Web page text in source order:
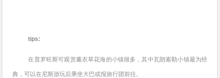
tips:
在普罗旺斯可观赏薰衣草花海的小镇很多，其中瓦朗索勒小镇最为经
典，可以在尼斯游玩后乘坐大巴或报旅行团前往。